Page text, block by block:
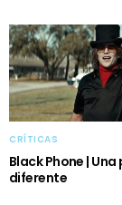
CRÍTICAS
Black Phone |
diferente